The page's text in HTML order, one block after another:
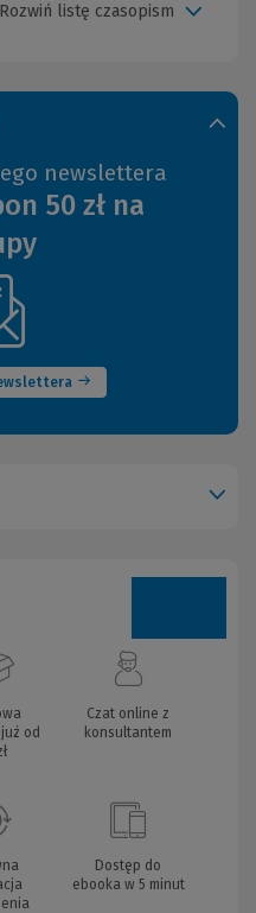
newslettera
50 zł na
(Nowe
Rozwiń listę czasopism
od
Czat online z
konsultantem
Dostęp do
ebooka w 5 minut